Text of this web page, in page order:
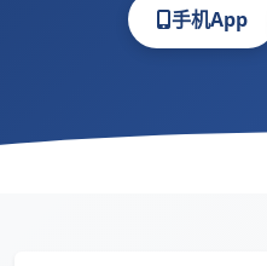
手机App